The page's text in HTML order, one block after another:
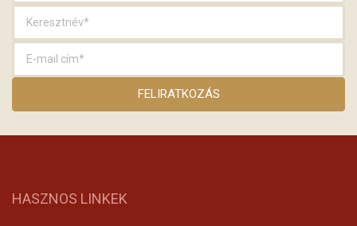
HASZNOS LINKEK